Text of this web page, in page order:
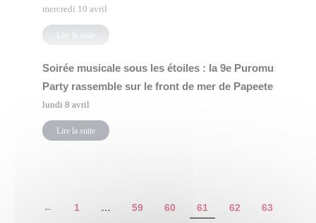
mercredi 10 avril
Lire la suite
Soirée musicale sous les étoiles : la 9e Puromu
Party rassemble sur le front de mer de Papeete
lundi 8 avril
Lire la suite
← 1 … 59 60 61 62
63